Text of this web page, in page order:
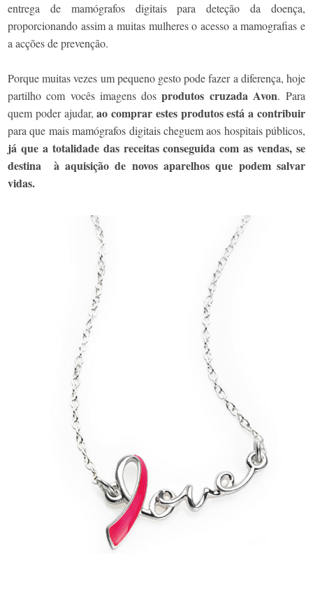
entrega de mamógrafos digitais para deteção da doença,
proporcionando assim a muitas mulheres o acesso a mamografias e
a acções de prevenção.
Porque muitas vezes um pequeno gesto pode fazer a diferença, hoje
partilho com vocês imagens dosprodutos cruzada Avon. Para
quem poder ajudar,ao comprar estes produtos está a contribuir
para que mais mamógrafos digitais cheguem aos hospitais públicos,
já que a totalidade das receitas conseguida com as vendas, se
destina à aquisição de novos aparelhos que podem salvar
vidas.